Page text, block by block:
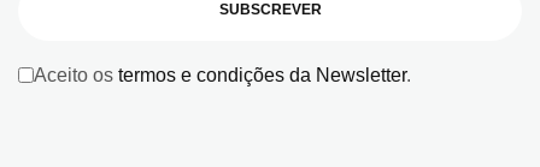
SUBSCREVER
Aceito os termos e condições da Newsletter.